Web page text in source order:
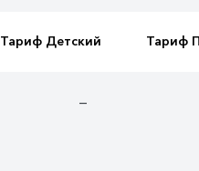
Тариф Детский Тариф
—